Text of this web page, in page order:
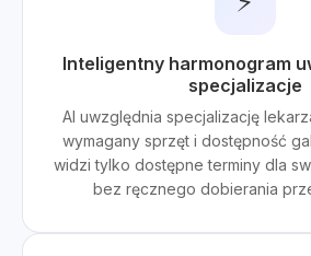
Inteligentny harmonogram
specjalizacje
AI uwzględnia specjalizację
wymagany sprzęt i dostępność
widzi tylko dostępne terminy dla
bez ręcznego dobierania